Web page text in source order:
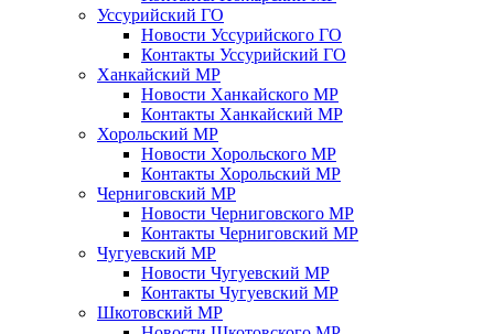
Уссурийский ГО
Новости Уссурийского ГО
Контакты Уссурийский ГО
Ханкайский МР
Новости Ханкайского МР
Контакты Ханкайский МР
Хорольский МР
Новости Хорольского МР
Контакты Хорольский МР
Черниговский МР
Новости Черниговского МР
Контакты Черниговский МР
Чугуевский МР
Новости Чугуевский МР
Контакты Чугуевский МР
Шкотовский МР